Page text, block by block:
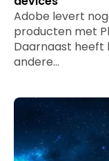
Adobe levert
producten met
Daarnaast heeft
andere…